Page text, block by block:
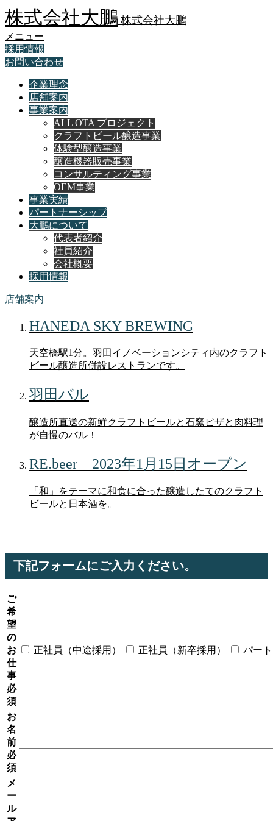
株式会社大鵬 株式会社大鵬
メニュー
採用情報
お問い合わせ
企業理念
店舗案内
事業案内
ALL OTA プロジェクト
クラフトビール醸造事業
体験型醸造事業
醸造機器販売事業
コンサルティング事業
OEM事業
事業実績
パートナーシップ
大鵬について
代表者紹介
社員紹介
会社概要
採用情報
店舗案内
HANEDA SKY BREWING
天空橋駅1分。羽田イノベーションシティ内のクラフト
ビール醸造所併設レストランです。
羽田バル
醸造所直送の新鮮クラフトビールと石窯ピザと肉料理
が自慢のバル！
RE.beer 2023年1月15日オープン
「和」をテーマに和食に合った醸造したてのクラフト
ビールと日本酒を。
下記フォームにご入力ください。
ご
希
望
の
お
仕
事
必
須
正社員（中途採用） 正社員（新卒採用） パー
お
名
前
必
須
メ
ー
ル